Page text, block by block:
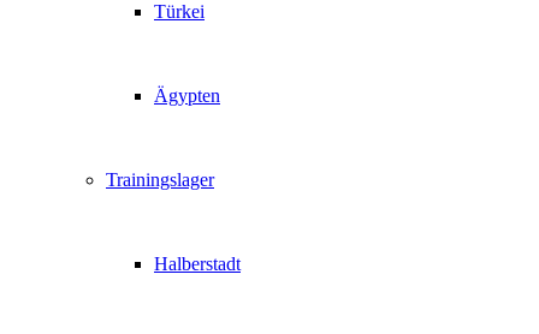
Türkei
Ägypten
Trainingslager
Halberstadt